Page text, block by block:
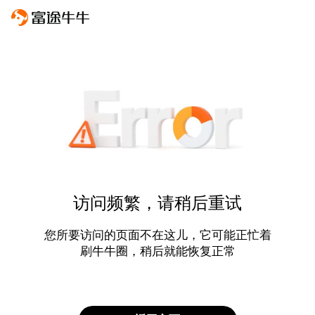
访问频繁，请稍后重试
您所要访问的页面不在这儿，它可能正忙着
刷牛牛圈，稍后就能恢复正常